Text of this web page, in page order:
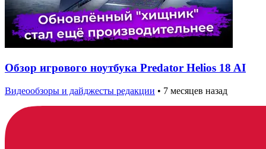
Обзор игрового ноутбука Predator Helios 18 AI
Видеообзоры и дайджесты редакции • 7 месяцев назад